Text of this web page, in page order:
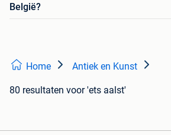
België?
Home Antiek en Kunst
80 resultaten voor 'ets aalst'